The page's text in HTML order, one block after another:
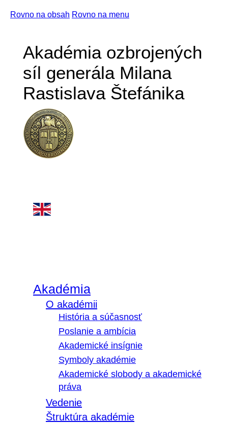
Rovno na obsah Rovno na menu
Akadémia ozbrojených
síl generála Milana
Rastislava Štefánika
Akadémia
O akadémii
História a súčasnosť
Poslanie a ambícia
Akademické insígnie
Symboly akadémie
Akademické slobody a akademické
práva
Vedenie
Štruktúra akadémie